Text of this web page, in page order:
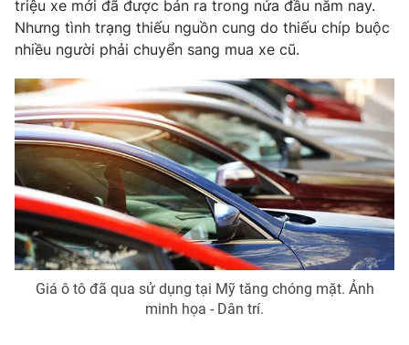
VTV9 VTV8
Liên hệ tòa soạn English
THỜI BÁO VTV
Theo dõi báo trên
triệu xe mới đã được bán ra trong nửa đầu năm nay.
Nhưng tình trạng thiếu nguồn cung do thiếu chíp buộc
nhiều người phải chuyển sang mua xe cũ.
Giá ô tô đã qua sử dụng tại Mỹ tăng chóng mặt. Ảnh
minh họa - Dân trí.